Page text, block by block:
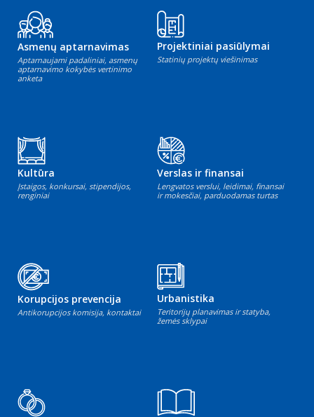
Asmenų aptarnavimas
Aptarnaujami padaliniai, asmenų
aptarnavimo kokybės vertinimo
anketa
Projektiniai pasiūlymai
Statinių projektų viešinimas
Kultūra
Įstaigos, konkursai, stipendijos,
renginiai
Verslas ir finansai
Lengvatos verslui, leidimai, finansai
ir mokesčiai, parduodamas turtas
Korupcijos prevencija
Antikorupcijos komisija, kontaktai
Urbanistika
Teritorijų planavimas ir statyba,
žemės sklypai